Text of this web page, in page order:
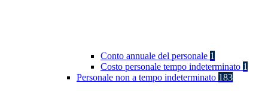
Conto annuale del personale 1
Costo personale tempo indeterminato 1
Personale non a tempo indeterminato 183